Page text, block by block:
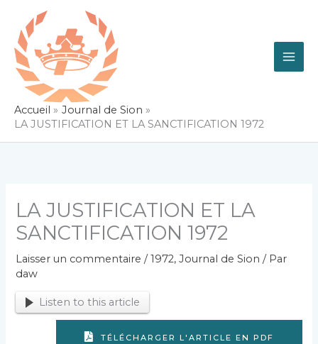
contenu
Accueil
Journal de Sion
LA JUSTIFICATION ET LA SANCTIFICATION 1972
LA JUSTIFICATION ET LA
SANCTIFICATION 1972
Laisser un commentaire /1972,Journal de Sion / Par
daw
Listen to this article
TÉLÉCHARGER L'ARTICLE EN PDF